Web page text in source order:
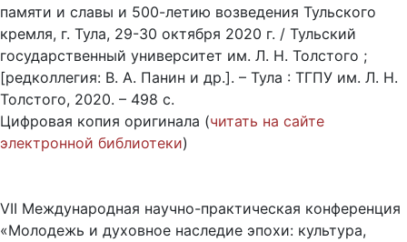
памяти и славы и 500-летию возведения Тульского
кремля, г. Тула, 29-30 октября 2020 г. / Тульский
государственный университет им. Л. Н. Толстого ;
[редколлегия: В. А. Панин и др.]. – Тула : ТГПУ им. Л. Н.
Толстого, 2020. – 498 с.
Цифровая копия оригинала (читать на сайте
электронной библиотеки)
VII Международная научно-практическая конференция
«Молодежь и духовное наследие эпохи: культура,